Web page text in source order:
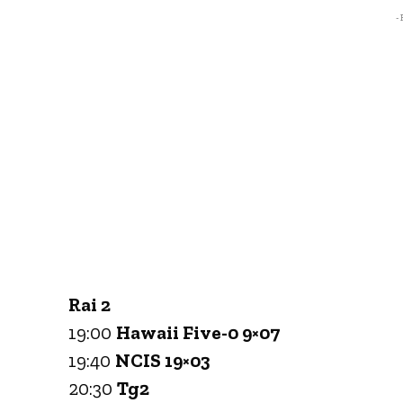
-
Rai 2
19:00 Hawaii Five-0 9×07
19:40 NCIS 19×03
20:30 Tg2